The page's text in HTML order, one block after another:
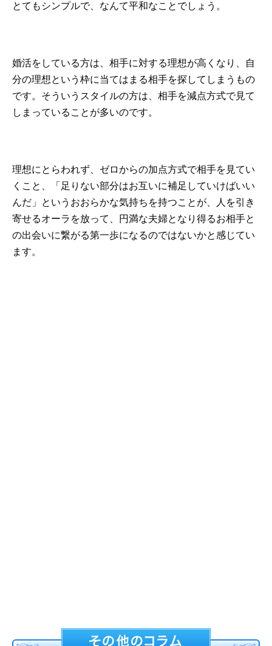
とてもシンプルで、なんて平和なことでしょう。
婚活をしている方は、相手に対する理想が高くなり、自
分の理想という枠に当てはまる相手を探してしまうもの
です。そういうスタイルの方は、相手を減点方式で見て
しまっていることが多いのです。
理想にとらわれず、ゼロからの加点方式で相手を見てい
くこと、「足りない部分はお互いに補足していけばいい
んだ」というおおらかな気持ちを持つことが、人を引き
寄せるオーラを放って、円満な夫婦となり得るお相手と
の出会いに繋がる第一歩になるのではないかと感じてい
ます。